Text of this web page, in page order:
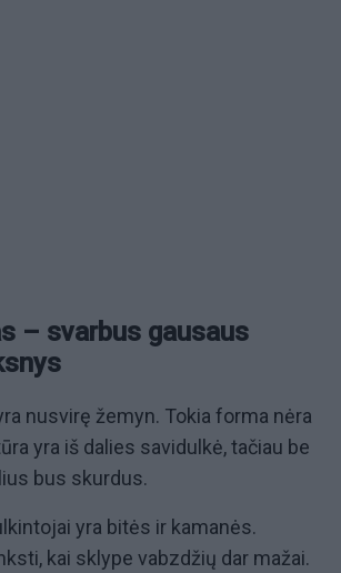
– svarbus gausaus
nusvirę žemyn. Tokia forma nėra
yra iš dalies savidulkė, tačiau be
bus skurdus.
yra bitės ir kamanės.
kai sklype vabzdžių dar mažai.